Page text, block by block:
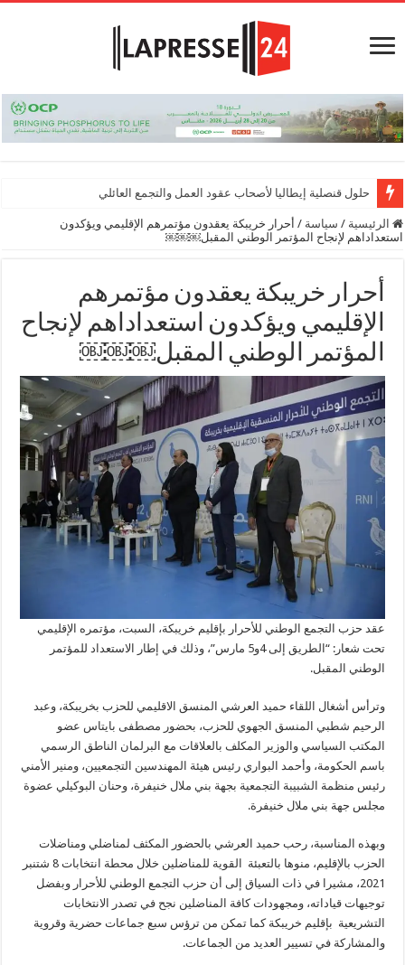
حلول قنصلية إيطاليا لأصحاب عقود العمل والتجمع العائلي
الرئيسية / سياسة / أحرار خريبكة يعقدون مؤتمرهم الإقليمي ويؤكدون
استعداداهم لإنجاح المؤتمر الوطني المقبل￼￼￼
أحرار خريبكة يعقدون مؤتمرهم
الإقليمي ويؤكدون استعداداهم لإنجاح
المؤتمر الوطني المقبل￼￼￼
عقد حزب التجمع الوطني للأحرار بإقليم خريبكة، السبت، مؤتمره الإقليمي
تحت شعار: “الطريق إلى 4و5 مارس”، وذلك في إطار الاستعداد للمؤتمر
الوطني المقبل.
وترأس أشغال اللقاء حميد العرشي المنسق الاقليمي للحزب بخريبكة، وعبد
الرحيم شطبي المنسق الجهوي للحزب، بحضور مصطفى بايتاس عضو
المكتب السياسي والوزير المكلف بالعلاقات مع البرلمان الناطق الرسمي
باسم الحكومة، وأحمد البواري رئيس هيئة المهندسين التجمعيين، ومنير الأمني
رئيس منظمة الشبيبة التجمعية بجهة بني ملال خنيفرة، وحنان البوكيلي عضوة
مجلس جهة بني ملال خنيفرة.
وبهذه المناسبة، رحب حميد العرشي بالحضور المكثف لمناضلي ومناضلات
الحزب بالإقليم، منوها بالتعبئة القوية للمناضلين خلال محطة انتخابات 8 شتنبر
2021، مشيرا في ذات السياق إلى أن حزب التجمع الوطني للأحرار وبفضل
توجيهات قياداته، ومجهودات كافة المناضلين نجح في تصدر الانتخابات
التشريعية بإقليم خريبكة كما تمكن من ترؤس سبع جماعات حضرية وقروية
والمشاركة في تسيير العديد من الجماعات.